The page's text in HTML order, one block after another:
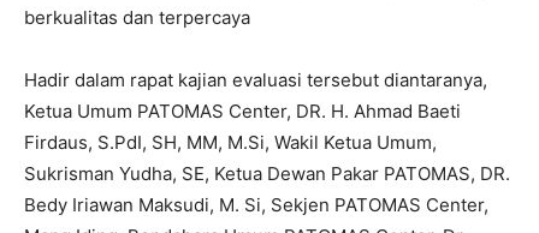
berkualitas dan terpercaya
Hadir dalam rapat kajian evaluasi tersebut diantaranya,
Ketua Umum PATOMAS Center, DR. H. Ahmad Baeti
Firdaus, S.PdI, SH, MM, M.Si, Wakil Ketua Umum,
Sukrisman Yudha, SE, Ketua Dewan Pakar PATOMAS, DR.
Bedy Iriawan Maksudi, M. Si, Sekjen PATOMAS Center,